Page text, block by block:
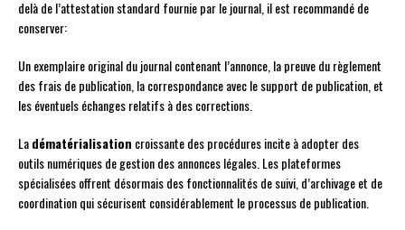
delà de l’attestation standard fournie par le journal, il est recommandé de
conserver:
Un exemplaire original du journal contenant l’annonce, la preuve du règlement
des frais de publication, la correspondance avec le support de publication, et
les éventuels échanges relatifs à des corrections.
Ladématérialisation croissante des procédures incite à adopter des
outils numériques de gestion des annonces légales. Les plateformes
spécialisées offrent désormais des fonctionnalités de suivi, d’archivage et de
coordination qui sécurisent considérablement le processus de publication.